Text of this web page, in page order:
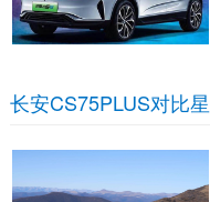
长安CS75PLUS对比